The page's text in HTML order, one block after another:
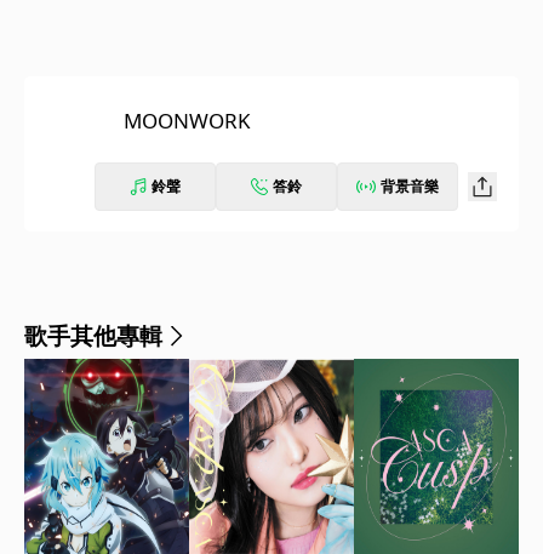
MOONWORK
鈴聲 答鈴 背景音樂
歌手其他專輯